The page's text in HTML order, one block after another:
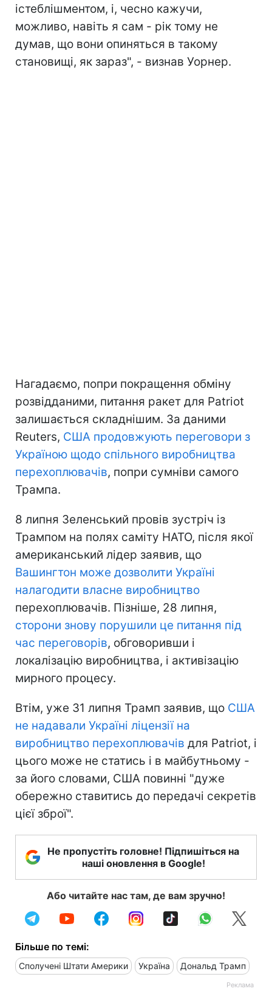
істеблішментом, і, чесно кажучи,
можливо, навіть я сам - рік тому не
думав, що вони опиняться в такому
становищі, як зараз", - визнав Уорнер.
Нагадаємо, попри покращення обміну
розвідданими, питання ракет для Patriot
залишається складнішим. За даними
Reuters, США продовжують переговори з
Україною щодо спільного виробництва
перехоплювачів, попри сумніви самого
Трампа.
8 липня Зеленський провів зустріч із
Трампом на полях саміту НАТО, після якої
американський лідер заявив, що
Вашингтон може дозволити Україні
налагодити власне виробництво
перехоплювачів. Пізніше, 28 липня,
сторони знову порушили це питання під
час переговорів, обговоривши і
локалізацію виробництва, і активізацію
мирного процесу.
Втім, уже 31 липня Трамп заявив, що США
не надавали Україні ліцензії на
виробництво перехоплювачів для Patriot, і
цього може не статись і в майбутньому -
за його словами, США повинні "дуже
обережно ставитись до передачі секретів
цієї зброї".
Не пропустіть головне! Підпишіться на
наші оновлення в Google!
Або читайте нас там, де вам зручно!
Більше по темі:
Сполучені Штати Америки Україна Дональд Трамп